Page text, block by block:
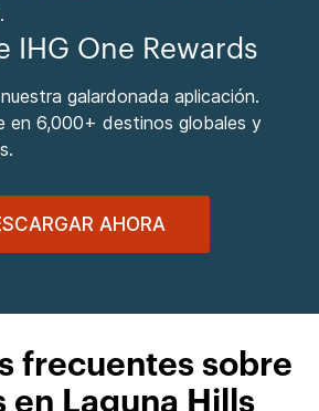
IHG One Rewards
galardonada aplicación.
en 6,000+ destinos globales y
AHORA
frecuentes sobre
en Laguna Hills